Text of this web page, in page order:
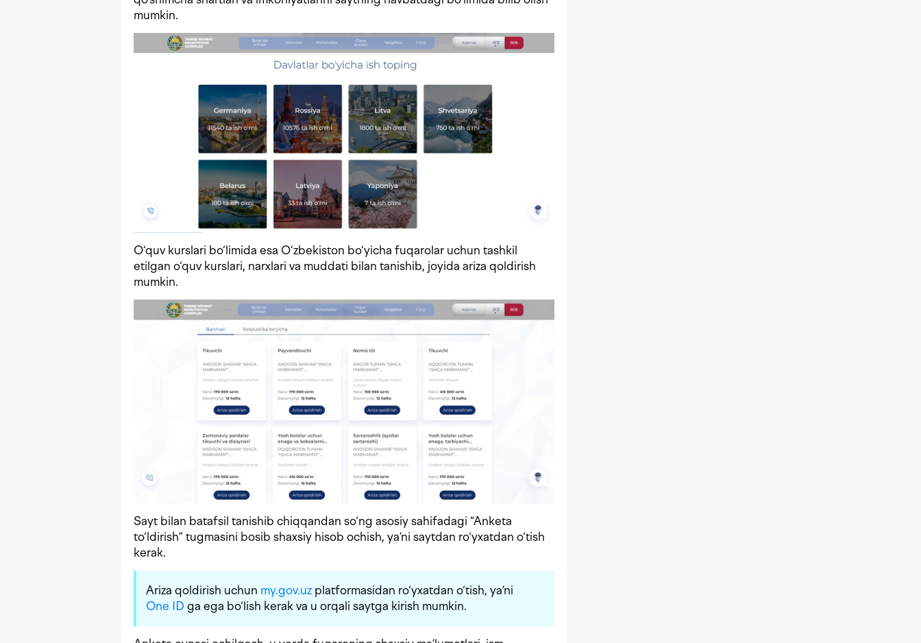
mumkin.
O‘quv kurslari bo‘limida esa O‘zbekiston bo‘yicha fuqarolar uchun tashkil
etilgan o‘quv kurslari, narxlari va muddati bilan tanishib, joyida ariza qoldirish
mumkin.
Sayt bilan batafsil tanishib chiqqandan so‘ng asosiy sahifadagi “Anketa
to‘ldirish” tugmasini bosib shaxsiy hisob ochish, ya’ni saytdan ro‘yxatdan o‘tish
kerak.
Ariza qoldirish uchun my.gov.uz platformasidan ro‘yxatdan o‘tish, ya’ni
One ID ga ega bo‘lish kerak va u orqali saytga kirish mumkin.